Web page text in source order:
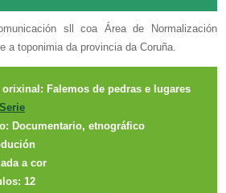
sll coa Área de Normalización
a toponimia da provincia da Coruña.
Falemos de pedras e lugares
Serie
Documentario, etnográfico
a cor
12